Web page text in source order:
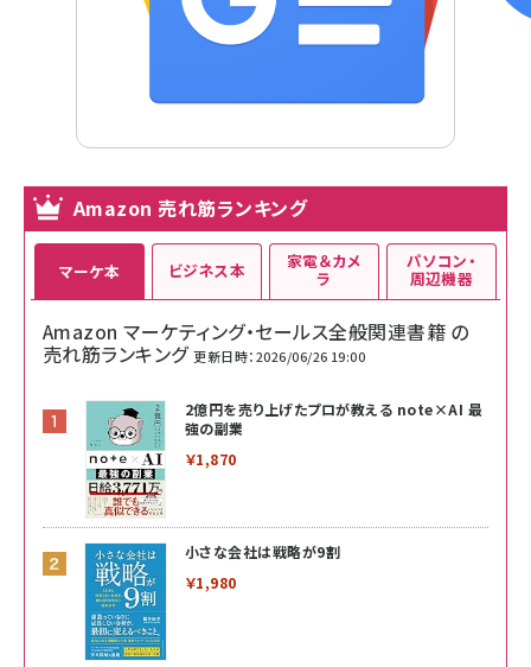
Amazon 売れ筋ランキング
マーケ本
Amazon マーケティング・セールス全般関連書籍 の
売れ筋ランキング 更新日時：2026/06/26 19:00
2億円を売り上げたプロが教える note×AI 最
強の副業
￥1,870
小さな会社は戦略が9割
￥1,980
ビジネス本 家電＆カメ
ラ
パソコン・
周辺機器